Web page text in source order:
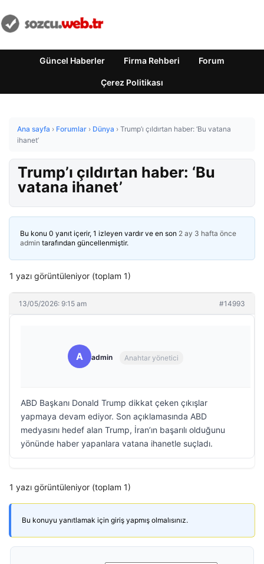
Güncel Haberler Firma Rehberi Forum
Çerez Politikası
Ana sayfa › Forumlar › Dünya › Trump’ı çıldırtan haber: ‘Bu vatana
ihanet’
Trump’ı çıldırtan haber: ‘Bu
vatana ihanet’
Bu konu 0 yanıt içerir, 1 izleyen vardır ve en son 2 ay 3 hafta önce
admin tarafından güncellenmiştir.
1 yazı görüntüleniyor (toplam 1)
13/05/2026: 9:15 am #14993
A admin Anahtar yönetici
ABD Başkanı Donald Trump dikkat çeken çıkışlar
yapmaya devam ediyor. Son açıklamasında ABD
medyasını hedef alan Trump, İran’ın başarılı olduğunu
yönünde haber yapanlara vatana ihanetle suçladı.
1 yazı görüntüleniyor (toplam 1)
Bu konuyu yanıtlamak için giriş yapmış olmalısınız.